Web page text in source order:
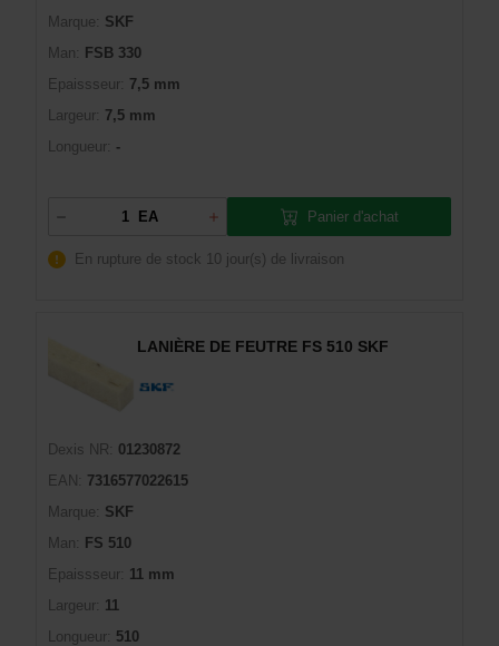
Marque:
SKF
Man:
FSB 330
Epaissseur: 7,5 mm
Largeur: 7,5 mm
Longueur: -
EA Panier d'achat
En rupture de stock 10 jour(s) de livraison
LANIÈRE DE FEUTRE FS 510 SKF
Dexis NR:
01230872
EAN:
7316577022615
Marque:
SKF
Man:
FS 510
Epaissseur: 11 mm
Largeur: 11
Longueur: 510